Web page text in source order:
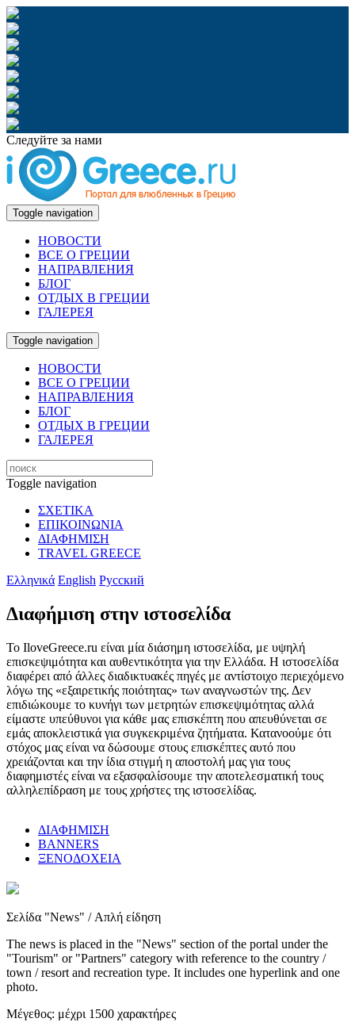
Следуйте за нами
Toggle navigation
НОВОСТИ
ВСЕ О ГРЕЦИИ
НАПРАВЛЕНИЯ
БЛОГ
ОТДЫХ В ГРЕЦИИ
ГАЛЕРЕЯ
Toggle navigation
НОВОСТИ
ВСЕ О ГРЕЦИИ
НАПРАВЛЕНИЯ
БЛОГ
ОТДЫХ В ГРЕЦИИ
ГАЛЕРЕЯ
Toggle navigation
ΣΧΕΤΙΚΑ
ΕΠΙΚΟΙΝΩΝΙΑ
ΔΙΑΦΗΜΙΣΗ
TRAVEL GREECE
Ελληνικά English Русский
Διαφήμιση στην ιστοσελίδα
Το IloveGreece.ru είναι μία διάσημη ιστοσελίδα, με υψηλή
επισκεψιμότητα και αυθεντικότητα για την Ελλάδα. Η ιστοσελίδα
διαφέρει από άλλες διαδικτυακές πηγές με αντίστοιχο περιεχόμενο
λόγω της «εξαιρετικής ποιότητας» των αναγνωστών της. Δεν
επιδιώκουμε το κυνήγι των μετρητών επισκεψιμότητας αλλά
είμαστε υπεύθυνοι για κάθε μας επισκέπτη που απευθύνεται σε
εμάς αποκλειστικά για συγκεκριμένα ζητήματα. Κατανοούμε ότι
στόχος μας είναι να δώσουμε στους επισκέπτες αυτό που
χρειάζονται και την ίδια στιγμή η αποστολή μας για τους
διαφημιστές είναι να εξασφαλίσουμε την αποτελεσματική τους
αλληλεπίδραση με τους χρήστες της ιστοσελίδας.
ΔΙΑΦΗΜΙΣΗ
BANNERS
ΞΕΝΟΔΟΧΕΙΑ
Σελίδα "News" / Απλή είδηση
The news is placed in the "News" section of the portal under the
"Tourism" or "Partners" category with reference to the country /
town / resort and recreation type. It includes one hyperlink and one
photo.
Μέγεθος: μέχρι 1500 χαρακτήρες